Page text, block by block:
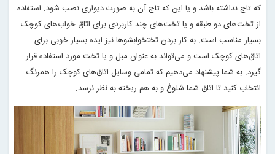
که تاج نداشته باشد و یا این‌ که تاج آن به صورت دیواری نصب شود. استفاده
از تخت‌های دو طبقه و یا تخت‌های چند کاربردی برای اتاق خواب‌های کوچک
بسیار مناسب است. به کار بردن تختخوابشوها نیز ایده بسیار خوبی برای
اتاق‌های کوچک است و می‌تواند به عنوان مبل و یا تخت مورد استفاده قرار
گیرد. به شما پیشنهاد می‌دهیم که تمامی وسایل اتاق‌های کوچک را همرنگ
انتخاب کنید تا اتاق شما شلوغ و به هم ریخته به نظر نرسد.